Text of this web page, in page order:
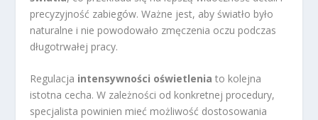
precyzyjność zabiegów. Ważne jest, aby światło było
naturalne i nie powodowało zmęczenia oczu podczas
długotrwałej pracy.
Regulacja intensywności oświetlenia to kolejna
istotna cecha. W zależności od konkretnej procedury,
specjalista powinien mieć możliwość dostosowania